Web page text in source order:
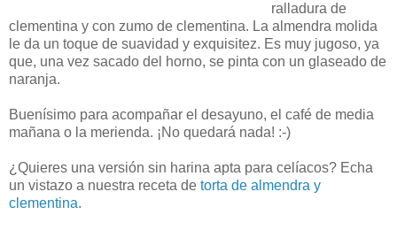
ralladura de
clementina y con zumo de clementina. La almendra molida
le da un toque de suavidad y exquisitez. Es muy jugoso, ya
que, una vez sacado del horno, se pinta con un glaseado de
naranja.
Buenísimo para acompañar el desayuno, el café de media
mañana o la merienda. ¡No quedará nada! :-)
¿Quieres una versión sin harina apta para celíacos? Echa
un vistazo a nuestra receta de torta de almendra y
clementina.